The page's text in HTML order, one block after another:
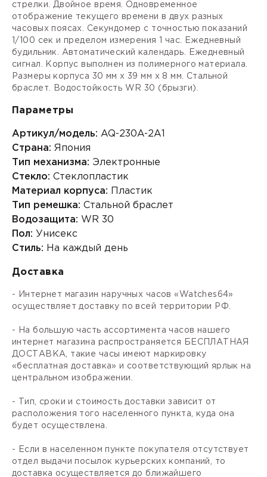
стрелки. Двойное время. Одновременное
отображение текущего времени в двух разных
часовых поясах. Секундомер с точностью показаний
1/100 сек и пределом измерения 1 час. Ежедневный
будильник. Автоматический календарь. Ежедневный
сигнал. Корпус выполнен из полимерного материала.
Размеры корпуса 30 мм х 39 мм х 8 мм. Стальной
браслет. Водостойкость WR 30 (брызги).
Параметры
Артикул/модель: AQ-230A-2A1
Страна: Япония
Тип механизма: Электронные
Стекло: Стеклопластик
Материал корпуса: Пластик
Тип ремешка: Стальной браслет
Водозащита: WR 30
Пол: Унисекс
Стиль: На каждый день
Доставка
- Интернет магазин наручных часов «Watches64»
осуществляет доставку по всей территории РФ.
- На большую часть ассортимента часов нашего
интернет магазина распространяется БЕСПЛАТНАЯ
ДОСТАВКА, такие часы имеют маркировку
«бесплатная доставка» и соответствующий ярлык на
центральном изображении.
- Тип, сроки и стоимость доставки зависит от
расположения того населенного пункта, куда она
будет осуществлена.
- Если в населенном пункте покупателя отсутствует
отдел выдачи посылок курьерских компаний, то
доставка осуществляется до ближайшего